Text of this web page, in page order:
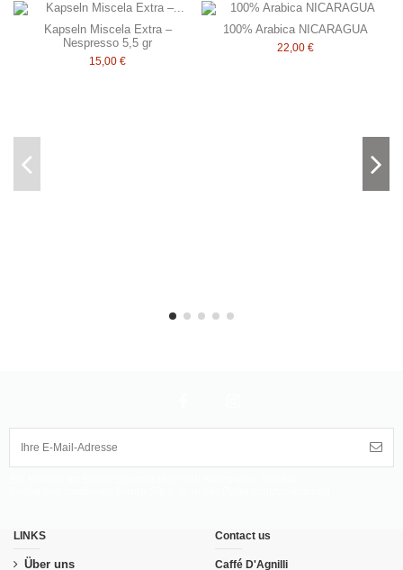
Kapseln Miscela Extra –
Nespresso 5,5 gr
15,00 €
100% Arabica NICARAGUA
22,00 €
LINKS
Über uns
Contact us
Caffé D'Agnilli